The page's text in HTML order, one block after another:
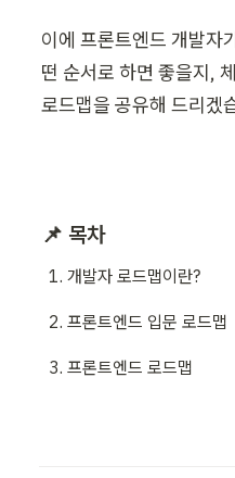
이에 프론트엔드 개발자
떤 순서로 하면 좋을지,
로드맵을 공유해 드리겠
📌 목차
개발자 로드맵이란?
프론트엔드 입문 로드맵
프론트엔드 로드맵